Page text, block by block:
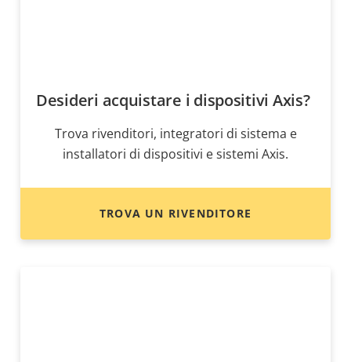
Desideri acquistare i dispositivi Axis?
Trova rivenditori, integratori di sistema e
installatori di dispositivi e sistemi Axis.
TROVA UN RIVENDITORE